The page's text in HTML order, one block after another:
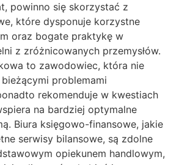
powinno się skorzystać z
które dysponuje korzystne
oraz bogate praktykę w
z zróżnicowanych przemysłów.
to zawodowiec, która nie
problemami
rekomenduje w kwestiach
na bardziej optymalne
Biura księgowo-finansowe, jakie
serwisy bilansowe, są zdolne
opiekunem handlowym,